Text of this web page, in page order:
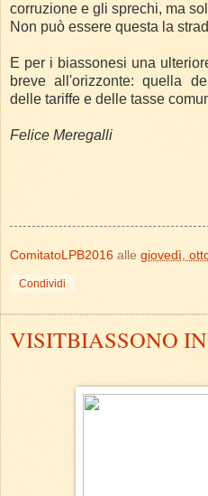
corruzione e gli sprechi, ma
Non può essere questa la
E per i biassonesi una
breve all'orizzonte: quella
delle tariffe e delle tasse
Felice Meregalli
ComitatoLPB2016 alle giovedì,
Condividi
VISITBIASSONO IN